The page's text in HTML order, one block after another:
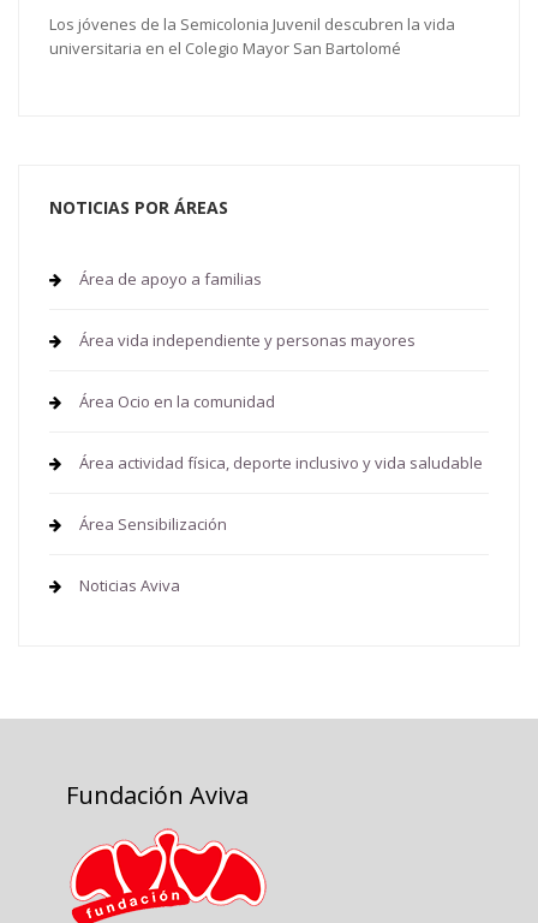
Los jóvenes de la Semicolonia Juvenil descubren la vida
universitaria en el Colegio Mayor San Bartolomé
NOTICIAS POR ÁREAS
Área de apoyo a familias
Área vida independiente y personas mayores
Área Ocio en la comunidad
Área actividad física, deporte inclusivo y vida saludable
Área Sensibilización
Noticias Aviva
Fundación Aviva